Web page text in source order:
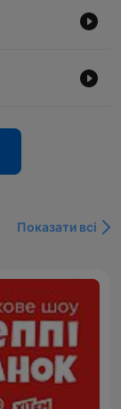
Показати всі